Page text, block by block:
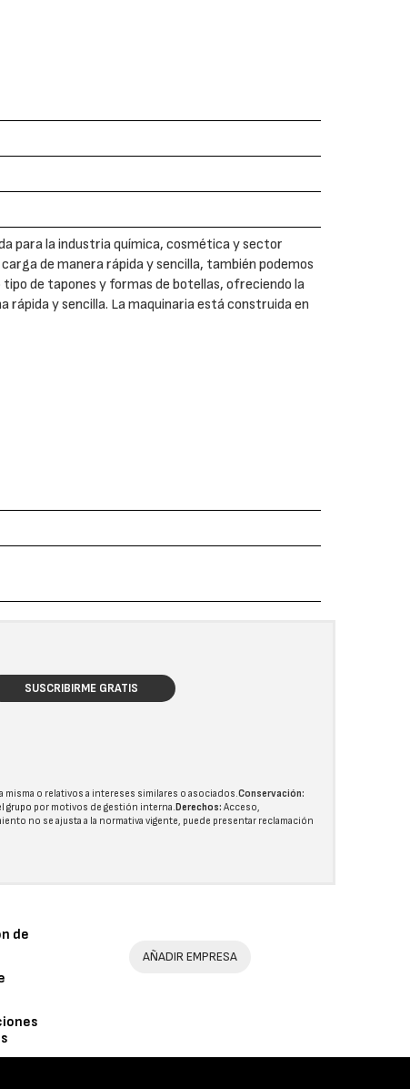
para la industria química, cosmética y sector
de manera rápida y sencilla, también podemos
de tapones y formas de botellas, ofreciendo la
rápida y sencilla. La maquinaria está construida en
SUSCRIBIRME GRATIS
o relativos a intereses similares o asociados.Conservación:
grupo por motivos de gestión interna.Derechos: Acceso,
no se ajusta a la normativa vigente, puede presentar reclamación
de
AÑADIR EMPRESA